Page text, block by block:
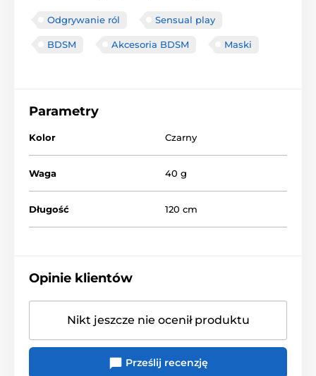
Odgrywanie ról Sensual play
BDSM Akcesoria BDSM Maski
Parametry
Kolor Czarny
Waga 40 g
Długość 120 cm
Opinie klientów
Nikt jeszcze nie ocenił produktu
Prześlij recenzję